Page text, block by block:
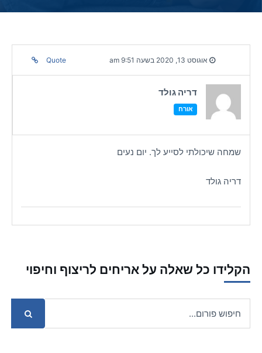
אוגוסט 13, 2020 בשעה 9:51 am Quote
דריה גולד
אורח
שמחה שיכולתי לסייע לך. יום נעים
דריה גולד
הקלידו כל שאלה על אריחים לריצוף וחיפוי